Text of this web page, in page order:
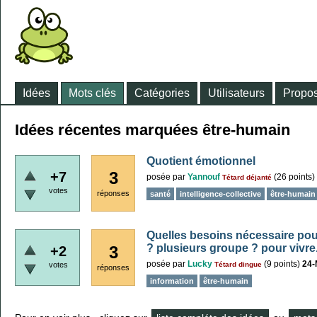
Idées Mots clés Catégories Utilisateurs
Idées récentes marquées être-humain
+7
votes
3
réponses
Quotient émotionnel
posée par Yannouf Tétard déjanté (26 points)
santé intelligence-collective être-humain
+2
votes
3
réponses
Quelles besoins nécessaire
? plusieurs groupe ? pour
posée par Lucky Tétard dingue (9 points) 24-
information être-humain